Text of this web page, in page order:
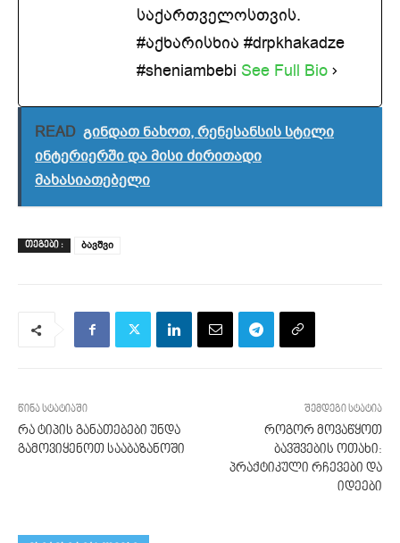
საქართველოსთვის.
#აქხარისხია #drpkhakadze
#sheniambebi See Full Bio
READ გინდათ ნახოთ, რენესანსის სტილი
ინტერიერში და მისი ძირითადი
მახასიათებელი
ᲗᲔᲒᲔᲑᲘ : ბავშვი
წინა სტატიაში
რა ტიპის განათებები უნდა
გამოვიყენოთ სააბაზანოში
შემდეგი სტატია
როგორ მოვაწყოთ
ბავშვების ოთახი:
პრაქტიკული რჩევები და
იდეები